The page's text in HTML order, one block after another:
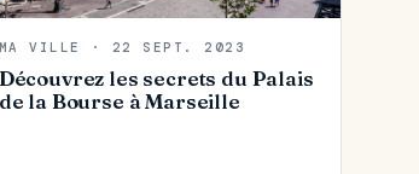
MA VILLE · 22 SEPT. 2023
Découvrez les secrets du Palais
de la Bourse à Marseille